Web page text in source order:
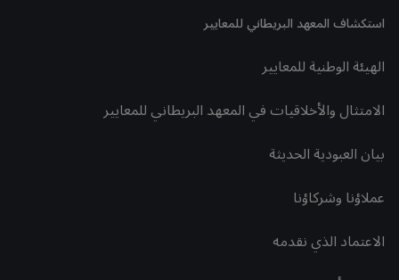
استكشاف المعهد البريطاني للمعايير
الهيئة الوطنية للمعايير
الامتثال والأخلاقيات في المعهد البريطاني للمعايير
بيان العبودية الحديثة
عملاؤنا وشركاؤنا
الاعتماد الذي نقدمه